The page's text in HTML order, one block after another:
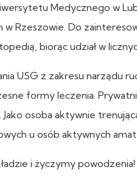
Medycznego w
w Rzeszowie. Do
biorąc udział w
USG z zakresu narządu
formy leczenia.
osoba aktywnie
u osób aktywnych
i życzymy powodzenia!